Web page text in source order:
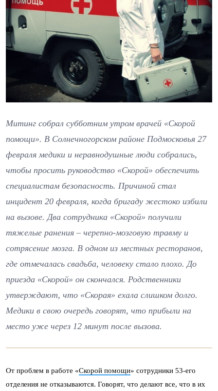
Митинг собрал субботним утром врачей «Скорой
помощи». В Солнечногорском районе Подмосковья 27
февраля медики и неравнодушные люди собрались,
чтобы просить руководство «Скорой» обеспечить
специалистам безопасность. Причиной стал
инцидент 20 февраля, когда бригаду жестоко избили
на вызове. Два сотрудника «Скорой» получили
тяжелые ранения – черепно-мозговую травму и
сотрясение мозга. В одном из местных ресторанов,
где отмечалась свадьба, человеку стало плохо. До
приезда «Скорой» он скончался. Родственники
утверждают, что «Скорая» ехала слишком долго.
Медики в свою очередь говорят, что прибыли на
место уже через 12 минут после вызова.
От проблем в работе «Скорой помощи» сотрудники 53-его
отделения не отказываются. Говорят, что делают все, что в их